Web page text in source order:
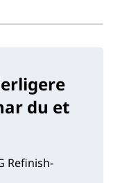
du et
Refinish-